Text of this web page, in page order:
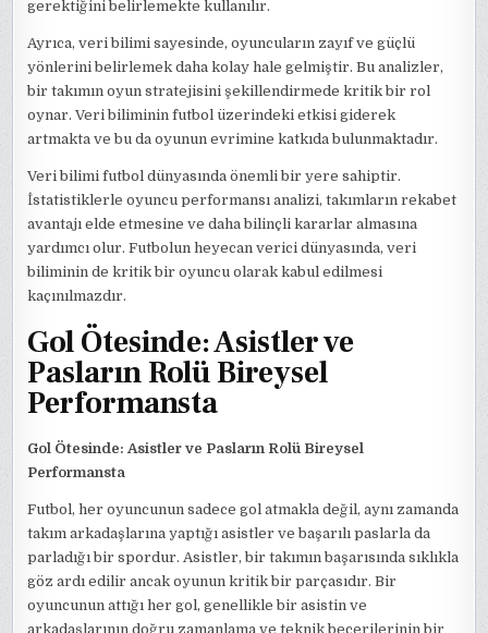
gerektiğini belirlemekte kullanılır.
Ayrıca, veri bilimi sayesinde, oyuncuların zayıf ve güçlü
yönlerini belirlemek daha kolay hale gelmiştir. Bu analizler,
bir takımın oyun stratejisini şekillendirmede kritik bir rol
oynar. Veri biliminin futbol üzerindeki etkisi giderek
artmakta ve bu da oyunun evrimine katkıda bulunmaktadır.
Veri bilimi futbol dünyasında önemli bir yere sahiptir.
İstatistiklerle oyuncu performansı analizi, takımların rekabet
avantajı elde etmesine ve daha bilinçli kararlar almasına
yardımcı olur. Futbolun heyecan verici dünyasında, veri
biliminin de kritik bir oyuncu olarak kabul edilmesi
kaçınılmazdır.
Gol Ötesinde: Asistler ve
Pasların Rolü Bireysel
Performansta
Gol Ötesinde: Asistler ve Pasların Rolü Bireysel
Performansta
Futbol, her oyuncunun sadece gol atmakla değil, aynı zamanda
takım arkadaşlarına yaptığı asistler ve başarılı paslarla da
parladığı bir spordur. Asistler, bir takımın başarısında sıklıkla
göz ardı edilir ancak oyunun kritik bir parçasıdır. Bir
oyuncunun attığı her gol, genellikle bir asistin ve
arkadaşlarının doğru zamanlama ve teknik becerilerinin bir